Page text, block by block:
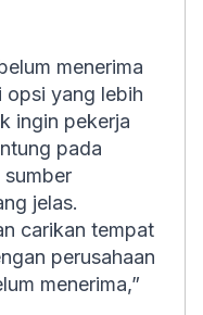
menerima
opsi yang lebih
ingin pekerja
pada
jelas.
carikan tempat
perusahaan
menerima,”